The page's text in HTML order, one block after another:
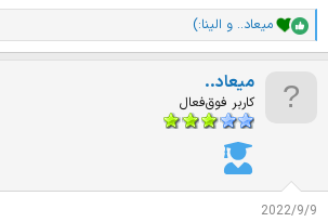
ا
م
میعاد.. و الینا:)
میعاد..
کاربر فوق‌فعال
2022/9/9